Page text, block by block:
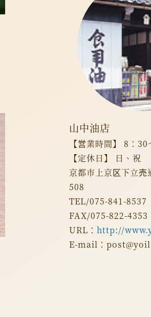
山中油店
【営業時間】 8：
【定休日】 日、祝
京都市上京区下立売
508
TEL/075-841-8537
FAX/075-822-4353
URL： http://
E-mail：